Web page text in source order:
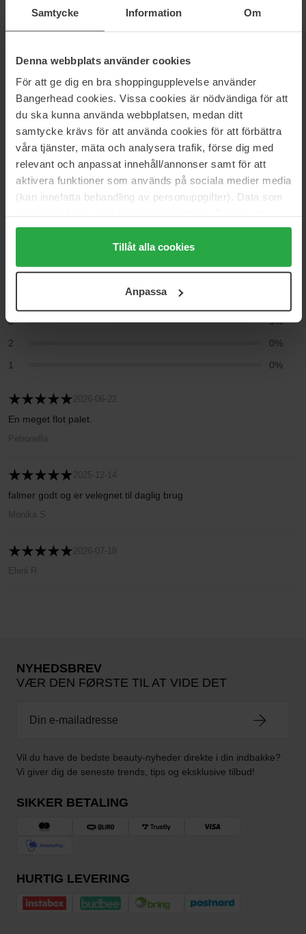
Samtycke Information Om
Denna webbplats använder cookies
För att ge dig en bra shoppingupplevelse använder
Bangerhead cookies. Vissa cookies är nödvändiga för att
du ska kunna använda webbplatsen, medan ditt
samtycke krävs för att använda cookies för att förbättra
våra tjänster, mäta och analysera trafik, förse dig med
relevant och anpassat innehåll/annonser samt för att
aktivera funktioner som används på sociala medier media
(kan innefatta behandling av personuppgifter). Data som
trycka på "Tillåt alla cookies" accepterar du alla cookies,
medan du under "Detaljer" kan anpassa användningen av
cookies. Du kan när som helst återkalla ditt samtycke.
Tillåt alla cookies
Anpassa
Hjem
Sæt & Paletter
Boring Nude Palette
Anmeldelser (3) Spørgsmål og svar (0)
5
Baseret på 3 anmeldelser
100%
3
0%
2
0%
1
0%
2026-06-22
En meget flot palet.
Petronella
2025-12-14
falmer godt og er velegnet til daglig brug
Monika S
2026-07-18
Eleni R
NYHEDSBREV
VÆR DEN FØRSTE TIL AT VIDE DET
Vil du have de bedste beauty-nyheder direkte i din indbakke?
Vi giver dig de seneste trends, tips og eksklusive tilbud!
SIKKER BETALING
HURTIG LEVERING